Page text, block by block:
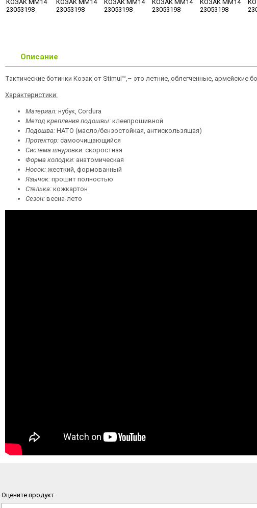
Описание
Тактические ботинки Козак от Stimul™,– это летние, облегченные,
Характеристики:
Материал: нубук, Cordura
Метод крепления подошвы: клеепрошивной
Подошва: НАТО (маслo/бензостойкая, антискользящая)
Протектор: самоочищающийся
Система шнуровки: скоростная
Форма колодки: анатомическая
Носок: жесткий, формованный
Язычок: прошит полностью
Стелька: кожкартон
Сезон: весна-лето
Оцените продукт